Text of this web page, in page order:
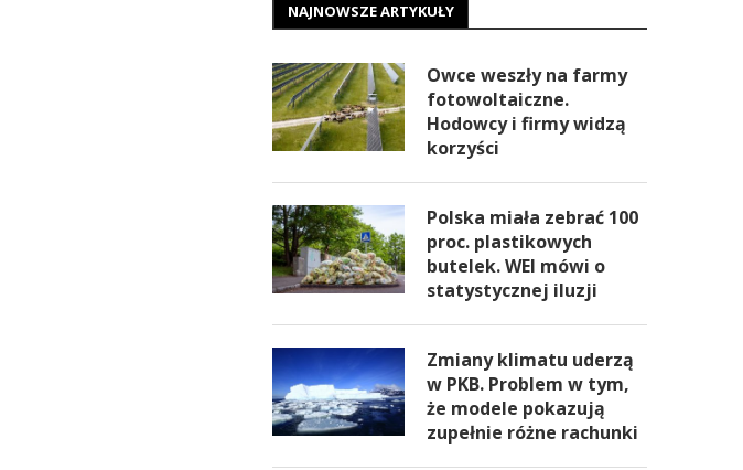
NAJNOWSZE ARTYKUŁY
Owce weszły na farmy
fotowoltaiczne.
Hodowcy i firmy widzą
korzyści
Polska miała zebrać 100
proc. plastikowych
butelek. WEI mówi o
statystycznej iluzji
Zmiany klimatu uderzą
w PKB. Problem w tym,
że modele pokazują
zupełnie różne rachunki